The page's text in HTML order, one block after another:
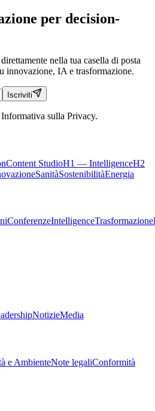
per decision-
nella tua casella di posta
innovazione, IA e trasformazione.
Iscriviti
sulla Privacy.
Content StudioH1 — IntelligenceH2
SanitàSostenibilitàEnergia
ConferenzeIntelligenceTrasformazione
NotizieMedia
e AmbienteNote legaliConformità